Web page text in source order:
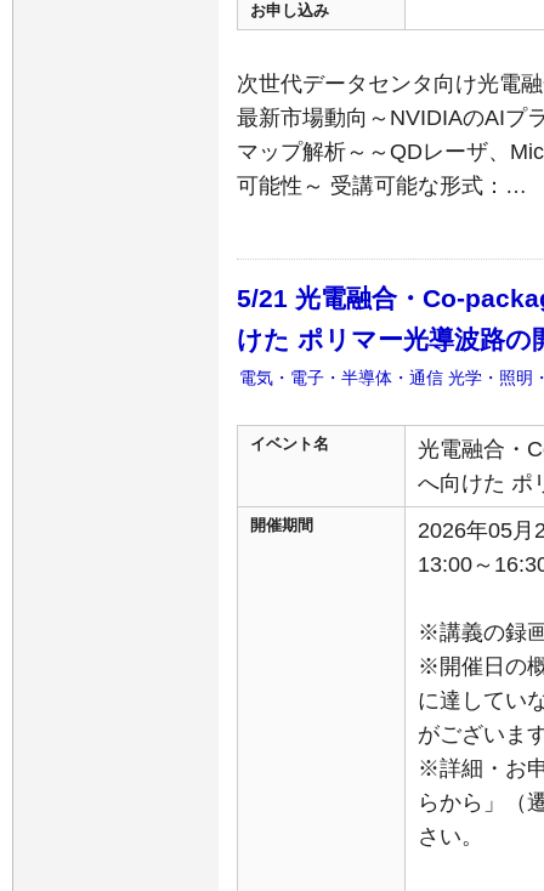
お申し込み
次世代データセンタ向け光電
最新市場動向～NVIDIAのAIプ
マップ解析～～QDレーザ、
可能性～ 受講可能な形式：…
5/21 光電融合・Co-
けた ポリマー光導波路の
電気・電子・半導体・通信 光学・照明
イベント名
光電融合・
へ向けた ポ
開催期間
2026年05月
13:00～
※講義の録
※開催日の
に達してい
がございま
※詳細・お
らから」（
さい。